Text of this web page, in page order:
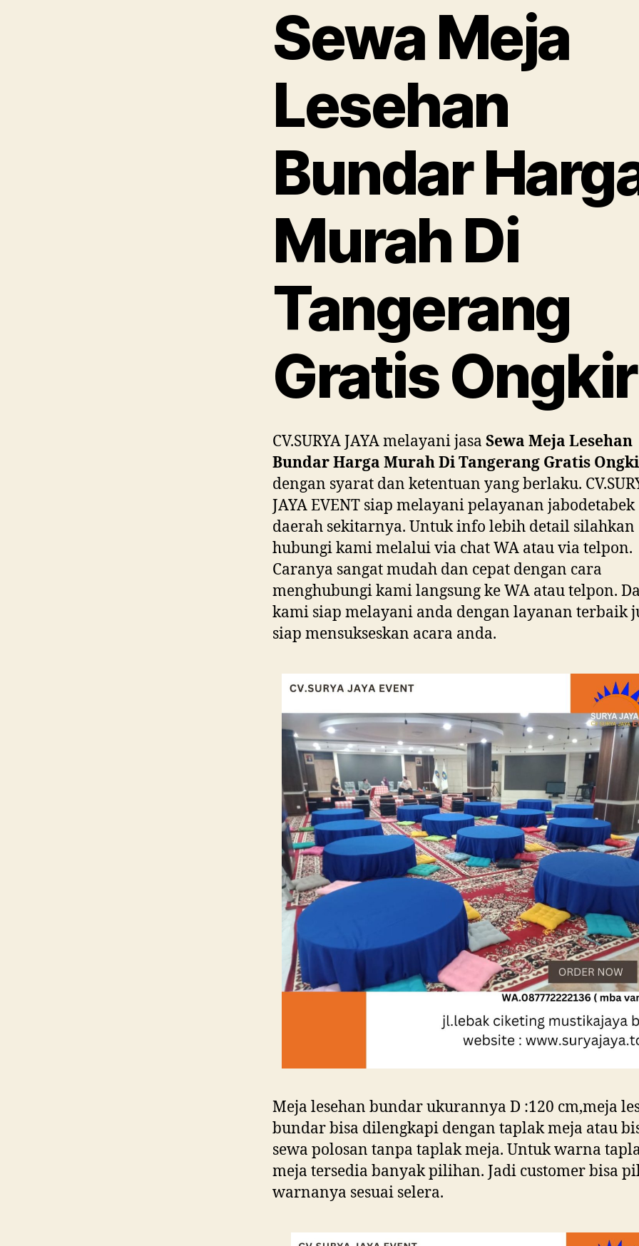
Sewa Meja
Lesehan
Bundar
Murah Di
Tangerang
Gratis Ongkir
CV.SURYA JAYA melayani jasa Sewa Meja Lesehan
Bundar Harga Murah Di Tangerang Gratis
dengan syarat dan ketentuan yang berlaku.
JAYA EVENT siap melayani pelayanan
daerah sekitarnya. Untuk info lebih detail silahkan
hubungi kami melalui via chat WA atau via telpon.
Caranya sangat mudah dan cepat dengan cara
menghubungi kami langsung ke WA atau telpon.
kami siap melayani anda dengan layanan terbaik
siap mensukseskan acara anda.
Meja lesehan bundar ukurannya D :120 cm,meja
bundar bisa dilengkapi dengan taplak meja atau
sewa polosan tanpa taplak meja. Untuk warna
meja tersedia banyak pilihan. Jadi customer bisa
warnanya sesuai selera.